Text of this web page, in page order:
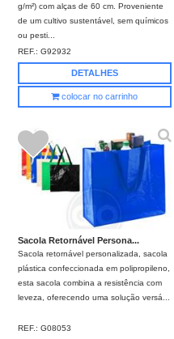
g/m²) com alças de 60 cm. Proveniente
de um cultivo sustentável, sem químicos
ou pesti...
REF.:G92932
DETALHES
colocar no carrinho
Sacola Retornável Persona...
Sacola retornável personalizada, sacola
plástica confeccionada em polipropileno,
esta sacola combina a resistência com
leveza, oferecendo uma solução versá...
REF.:G08053